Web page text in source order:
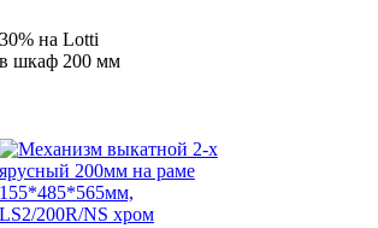
30% на Lotti
в шкаф 200 мм